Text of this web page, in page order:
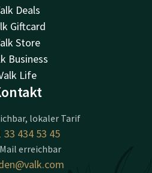
Deals
Giftcard
Store
Business
Life
lokaler Tarif
33 434 53 45
erreichbar